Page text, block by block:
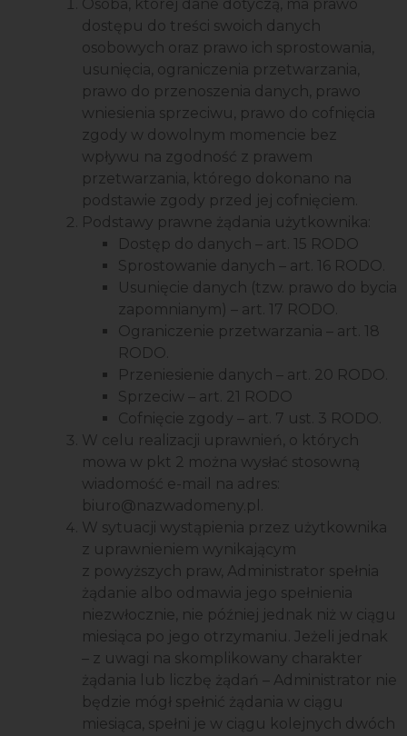
Osoba, której dane dotyczą, ma prawo
dostępu do treści swoich danych
osobowych oraz prawo ich sprostowania,
usunięcia, ograniczenia przetwarzania,
prawo do przenoszenia danych, prawo
wniesienia sprzeciwu, prawo do cofnięcia
zgody w dowolnym momencie bez
wpływu na zgodność z prawem
przetwarzania, którego dokonano na
podstawie zgody przed jej cofnięciem.
Podstawy prawne żądania użytkownika:
Dostęp do danych – art. 15 RODO
Sprostowanie danych – art. 16 RODO.
Usunięcie danych (tzw. prawo do bycia
zapomnianym) – art. 17 RODO.
Ograniczenie przetwarzania – art. 18
RODO.
Przeniesienie danych – art. 20 RODO.
Sprzeciw – art. 21 RODO
Cofnięcie zgody – art. 7 ust. 3 RODO.
W celu realizacji uprawnień, o których
mowa w pkt 2 można wysłać stosowną
wiadomość e-mail na adres:
biuro@nazwadomeny.pl.
W sytuacji wystąpienia przez użytkownika
z uprawnieniem wynikającym
z powyższych praw, Administrator spełnia
żądanie albo odmawia jego spełnienia
niezwłocznie, nie później jednak niż w ciągu
miesiąca po jego otrzymaniu. Jeżeli jednak
– z uwagi na skomplikowany charakter
żądania lub liczbę żądań – Administrator nie
będzie mógł spełnić żądania w ciągu
miesiąca, spełni je w ciągu kolejnych dwóch